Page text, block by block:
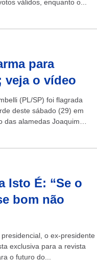
válidos, enquanto o...
para
veja o vídeo
(PL/SP) foi flagrada
deste sábado (29) em
das alamedas Joaquim
Isto É: “Se o
bom não
o ex-presidente
exclusiva para a revista
o futuro do...